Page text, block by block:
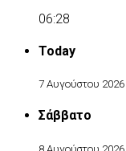
06:28
Today
7 Αυγούστου 2026
Σάββατο